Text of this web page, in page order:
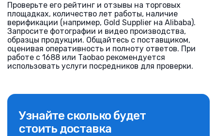
Проверьте его рейтинг и отзывы на торговых
площадках, количество лет работы, наличие
верификации (например, Gold Supplier на Alibaba).
Запросите фотографии и видео производства,
образцы продукции. Общайтесь с поставщиком,
оценивая оперативность и полноту ответов. При
работе с 1688 или Taobao рекомендуется
использовать услуги посредников для проверки.
Узнайте сколько будет
стоить доставка